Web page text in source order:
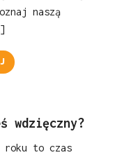
naszą
wdzięczny?
roku to czas